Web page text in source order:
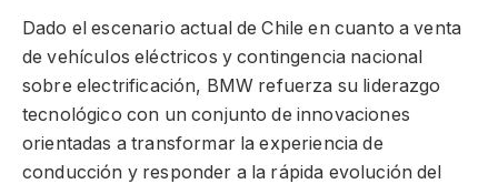
Dado el escenario actual de Chile en cuanto a venta
de vehículos eléctricos y contingencia nacional
sobre electrificación, BMW refuerza su liderazgo
tecnológico con un conjunto de innovaciones
orientadas a transformar la experiencia de
conducción y responder a la rápida evolución del